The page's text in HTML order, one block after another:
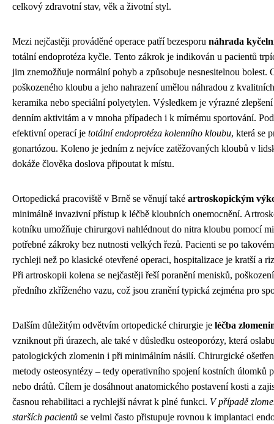
celkový zdravotní stav, věk a životní styl.
Mezi nejčastěji prováděné operace patří bezesporu náhrada
totální endoprotéza kyčle. Tento zákrok je indikován u pacientů
jim znemožňuje normální pohyb a způsobuje nesnesitelnou bolest.
poškozeného kloubu a jeho nahrazení umělou náhradou z
keramika nebo speciální polyetylen. Výsledkem je výrazné
denním aktivitám a v mnoha případech i k mírnému sportování.
efektivní operací je totální endoprotéza kolenního kloubu, která se
gonartózou. Koleno je jedním z nejvíce zatěžovaných kloubů v
dokáže člověka doslova připoutat k místu.
Ortopedická pracoviště v Brně se věnují také artroskopickým
minimálně invazivní přístup k léčbě kloubních onemocnění.
kotníku umožňuje chirurgovi nahlédnout do nitra kloubu pomocí
potřebné zákroky bez nutnosti velkých řezů. Pacienti se po
rychleji než po klasické otevřené operaci, hospitalizace je kratší a
Při artroskopii kolena se nejčastěji řeší poranění menisků,
předního zkříženého vazu, což jsou zranění typická zejména pro
Dalším důležitým odvětvím ortopedické chirurgie je léčba
vzniknout při úrazech, ale také v důsledku osteoporózy, která
patologických zlomenin i při minimálním násilí. Chirurgické
metody osteosyntézy – tedy operativního spojení kostních úlomků
nebo drátů. Cílem je dosáhnout anatomického postavení kosti a
časnou rehabilitaci a rychlejší návrat k plné funkci. V případě
starších pacientů se velmi často přistupuje rovnou k implantaci